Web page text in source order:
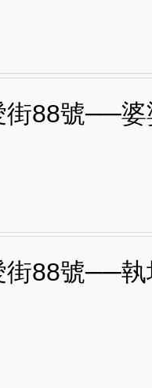
街88號──婆
街88號──執